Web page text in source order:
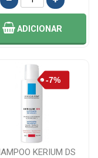
ADICIONAR
KERIUM DS